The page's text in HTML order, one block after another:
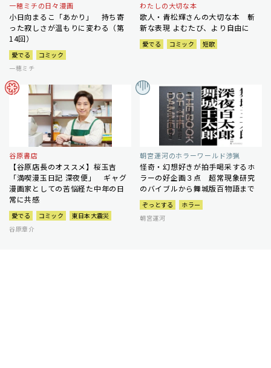
一穂ミチの日々漫画
小日向まるこ「あかり」 持ち寄
った寂しさが温もりに変わる（第
14回）
愛でる
コミック
一穂ミチ
わたしの大切な本
歌人・青松輝さんの大切な本 斬
新な表現 よむたび、より自由に
愛でる コミック 短歌
谷原書店
【谷原店長のオススメ】桜玉吉
「満喫漫玉日記 深夜便」 ギャグ
漫画家としての苦悩経た中年の日
常に共感
愛でる コミック
東日本大震災
谷原章介
朝宮運河のホラーワールド渉猟
怪奇・幻想好きが拍手喝采するホ
ラーの好企画３点 超常現象研究
のバイブルから舞城版百物語まで
ぞっとする
ホラー
朝宮運河